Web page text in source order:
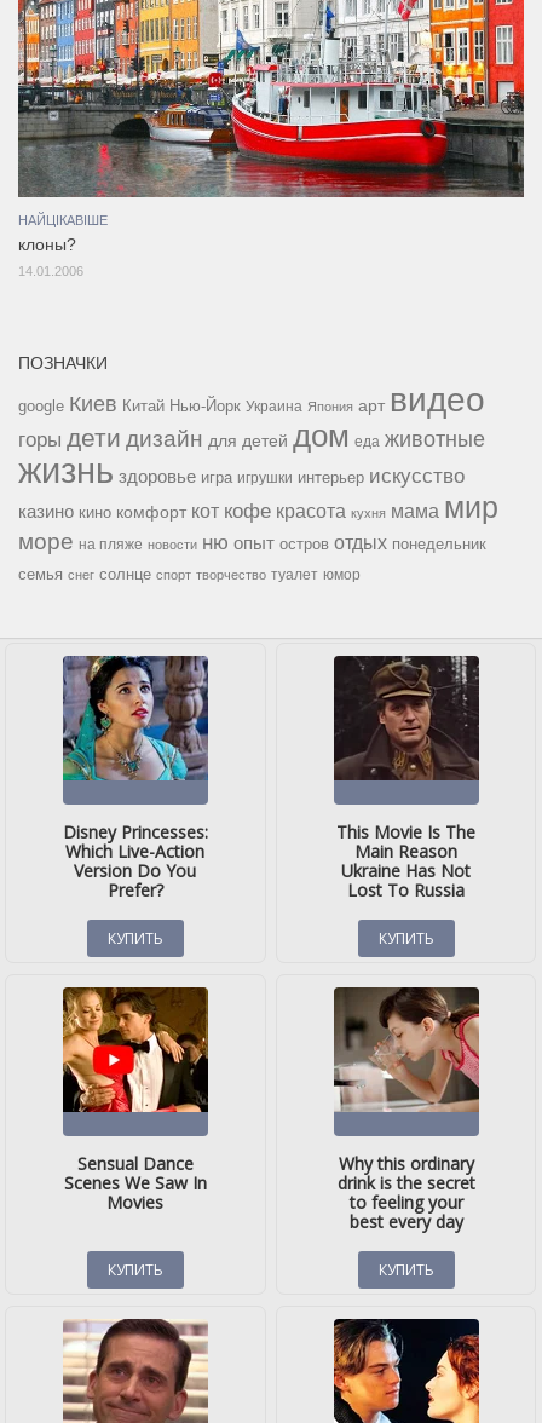
НАЙЦІКАВІШЕ
клоны?
14.01.2006
ПОЗНАЧКИ
google Киев Китай Нью-Йорк Украина Япония арт видео
горы дети дизайн для детей дом еда животные
жизнь здоровье игра игрушки интерьер искусство
казино кино комфорт кот кофе красота кухня мама мир
море на пляже новости ню опыт остров отдых понедельник
семья снег солнце спорт творчество туалет юмор